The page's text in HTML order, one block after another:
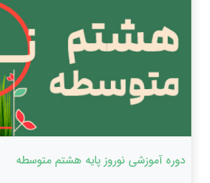
دوره آموزشی نوروز پایه هشتم متوسطه